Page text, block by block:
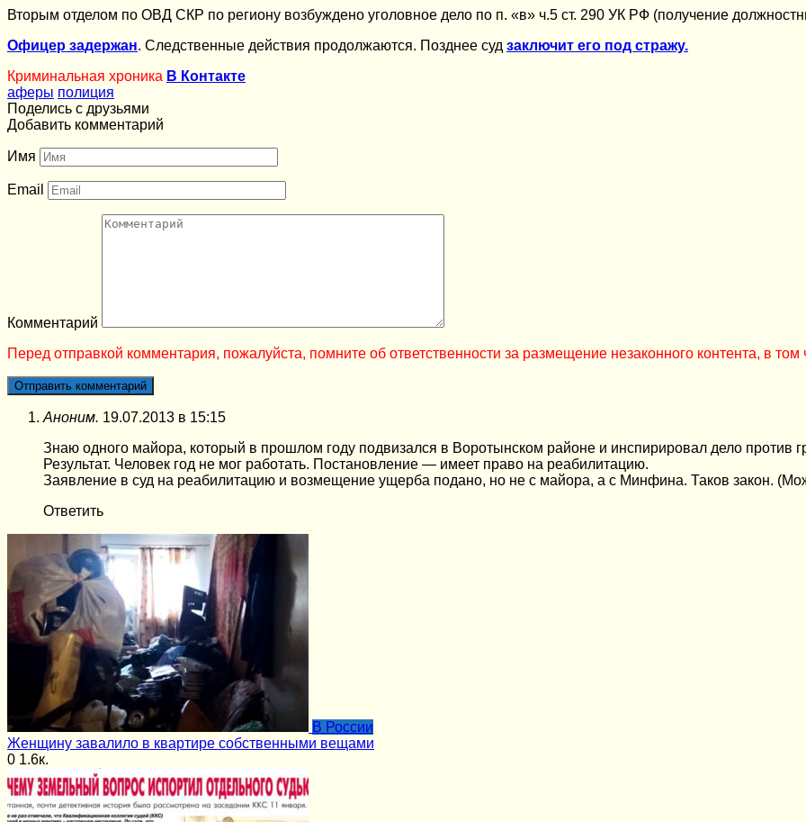
Вторым отделом по ОВД СКР по региону возбуждено уголовное дело по п. «в» ч.5 ст. 290 УК РФ (получение
Офицер задержан. Следственные действия продолжаются. Позднее суд заключит его под стражу.
Криминальная хроника В Контакте
аферы полиция
Поделись с друзьями
Добавить комментарий
Имя
Email
Комментарий
Перед отправкой комментария, пожалуйста, помните об ответственности за размещение незаконного контента, в том
Аноним. 19.07.2013 в 15:15
Знаю одного майора, который в прошлом году подвизался в Воротынском районе и инспирировал дело против
Результат. Человек год не мог работать. Постановление — имеет право на реабилитацию.
Заявление в суд на реабилитацию и возмещение ущерба подано, но не с майора, а с Минфина. Таков закон.
Ответить
В России
Женщину завалило в квартире собственными вещами
0 1.6к.